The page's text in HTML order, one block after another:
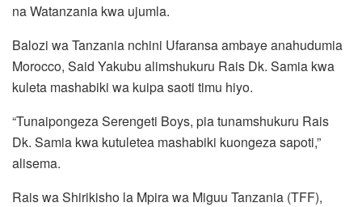
na Watanzania kwa ujumla.
Balozi wa Tanzania nchini Ufaransa ambaye anahudumia
Morocco, Said Yakubu alimshukuru Rais Dk. Samia kwa
kuleta mashabiki wa kuipa saoti timu hiyo.
“Tunaipongeza Serengeti Boys, pia tunamshukuru Rais
Dk. Samia kwa kutuletea mashabiki kuongeza sapoti,”
alisema.
Rais wa Shirikisho la Mpira wa Miguu Tanzania (TFF),